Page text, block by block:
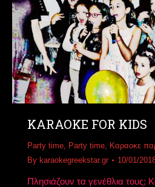
KARAOKE FOR KIDS
Party time Party time Καραοκε
By karaokegreekstar.gr 10/01/
Πλησιάζουν τα γενέθλια τους;